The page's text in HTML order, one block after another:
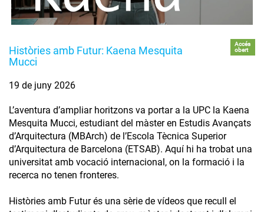
Històries amb Futur: Kaena Mesquita
Mucci
Accés
obert
19 de juny 2026
L’aventura d’ampliar horitzons va portar a la UPC la Kaena
Mesquita Mucci, estudiant del màster en Estudis Avançats
d’Arquitectura (MBArch) de l’Escola Tècnica Superior
d’Arquitectura de Barcelona (ETSAB). Aquí hi ha trobat una
universitat amb vocació internacional, on la formació i la
recerca no tenen fronteres.
Històries amb Futur és una sèrie de vídeos que recull el